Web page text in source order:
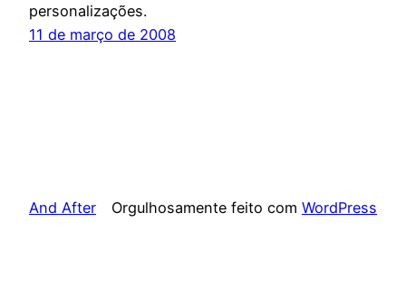
personalizações.
11 de março de 2008
And After Orgulhosamente feito com WordPress